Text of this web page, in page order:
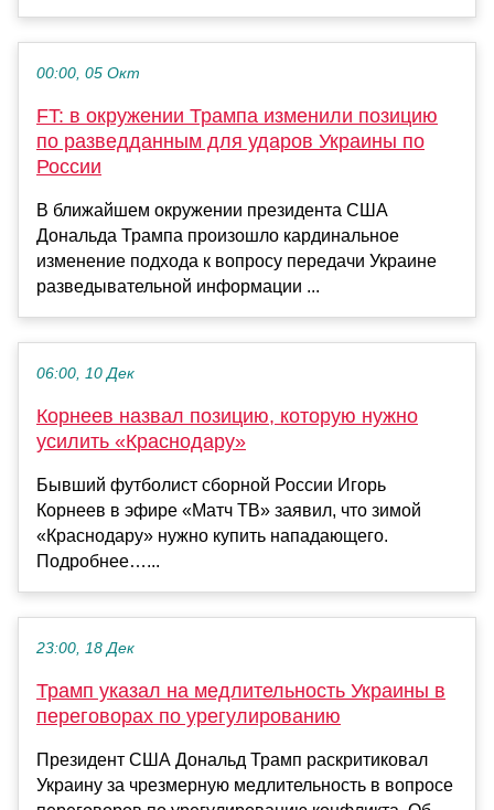
00:00, 05 Окт
FT: в окружении Трампа изменили позицию
по разведданным для ударов Украины по
России
В ближайшем окружении президента США
Дональда Трампа произошло кардинальное
изменение подхода к вопросу передачи Украине
разведывательной информации ...
06:00, 10 Дек
Корнеев назвал позицию, которую нужно
усилить «Краснодару»
Бывший футболист сборной России Игорь
Корнеев в эфире «Матч ТВ» заявил, что зимой
«Краснодару» нужно купить нападающего.
Подробнее…...
23:00, 18 Дек
Трамп указал на медлительность Украины в
переговорах по урегулированию
Президент США Дональд Трамп раскритиковал
Украину за чрезмерную медлительность в вопросе